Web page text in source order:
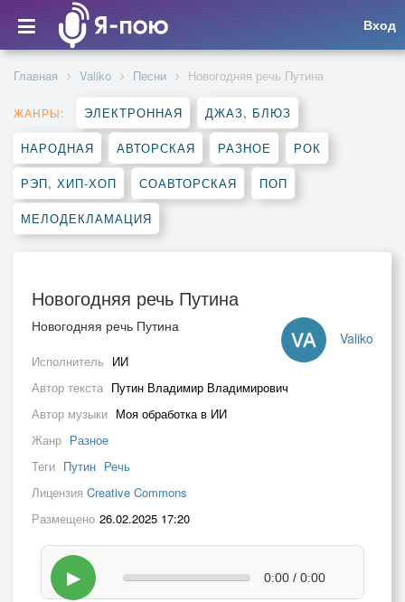
Вход
Главная Valiko Песни Новогодняя речь Путина
ЖАНРЫ: ЭЛЕКТРОННАЯ ДЖАЗ, БЛЮЗ
НАРОДНАЯ АВТОРСКАЯ РАЗНОЕ РОК
РЭП, ХИП-ХОП СОАВТОРСКАЯ ПОП
МЕЛОДЕКЛАМАЦИЯ
Новогодняя речь Путина
Valiko
Новогодняя речь Путина
Исполнитель ИИ
Автор текста Путин Владимир Владимирович
Автор музыки Моя обработка в ИИ
Жанр Разное
Теги Путин Речь
Лицензия Creative Commons
Размещено 26.02.2025 17:20
▶ 0:00 / 0:00